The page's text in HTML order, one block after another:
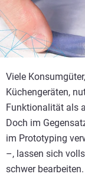
Viele
Küchengeräten,
Funktionalität als
Doch im
im Prototyping
–, lassen sich
schwer bearbeiten.